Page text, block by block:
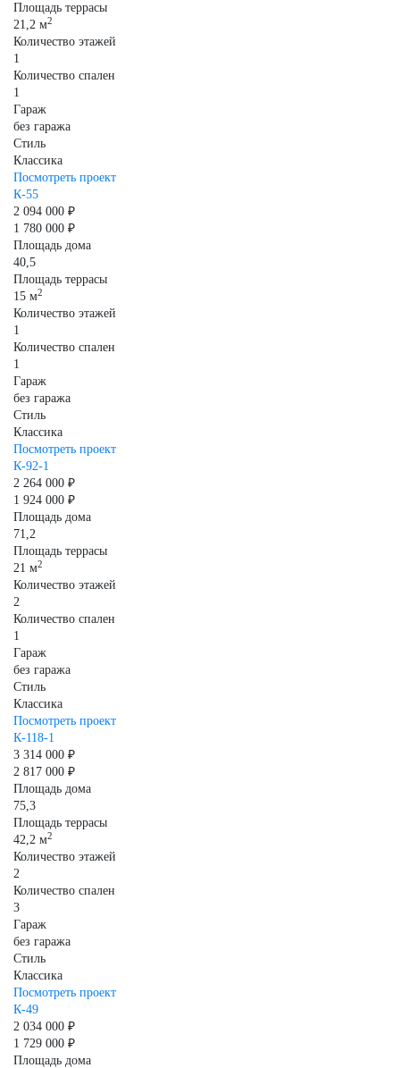
Площадь террасы
21,2 м2
Количество этажей
1
Количество спален
1
Гараж
без гаража
Стиль
Классика
Посмотреть проект
К-55
2 094 000 ₽
1 780 000 ₽
Площадь дома
40,5
Площадь террасы
15 м2
Количество этажей
1
Количество спален
1
Гараж
без гаража
Стиль
Классика
Посмотреть проект
К-92-1
2 264 000 ₽
1 924 000 ₽
Площадь дома
71,2
Площадь террасы
21 м2
Количество этажей
2
Количество спален
1
Гараж
без гаража
Стиль
Классика
Посмотреть проект
К-118-1
3 314 000 ₽
2 817 000 ₽
Площадь дома
75,3
Площадь террасы
42,2 м2
Количество этажей
2
Количество спален
3
Гараж
без гаража
Стиль
Классика
Посмотреть проект
К-49
2 034 000 ₽
1 729 000 ₽
Площадь дома